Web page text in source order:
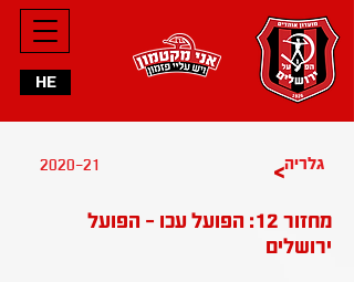
HE
2020-21 >גלריה
מחזור 12: הפועל עכו - הפועל
ירושלים